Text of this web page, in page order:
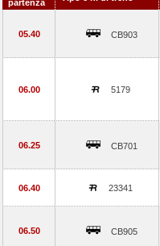
partenza
05.40 CB903
06.00 5179
06.25 CB701
06.40 23341
06.50 CB905